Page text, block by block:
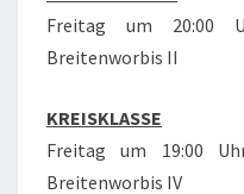
Freitag um 20:00
Breitenworbis II
KREISKLASSE
Freitag um 19:00
Breitenworbis IV